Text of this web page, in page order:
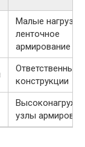
Малые нагрузки,
ленточное
армирование
Ответственные
конструкции
узлы